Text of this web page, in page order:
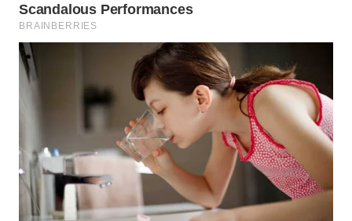
DAIRI
DANAU
TOBA
WN
LANGKAT